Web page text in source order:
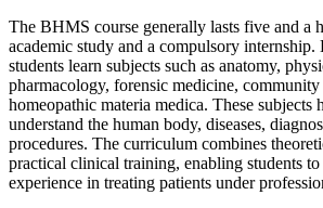
The BHMS course generally lasts five and a
academic study and a compulsory
students learn subjects such as anatomy,
pharmacology, forensic medicine, community
homeopathic materia medica. These subjects
understand the human body, diseases,
procedures. The curriculum combines
practical clinical training, enabling students to
experience in treating patients under